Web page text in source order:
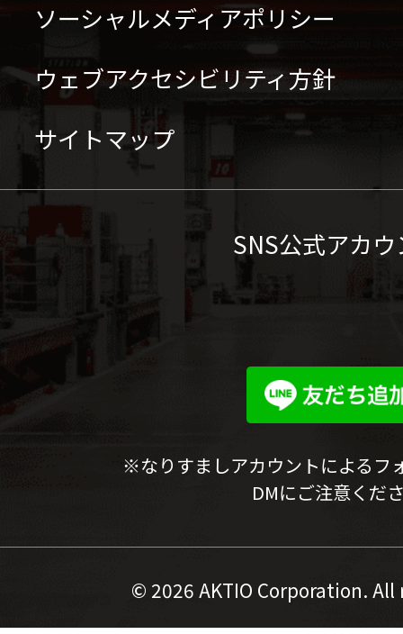
ソーシャルメディアポリシー
ウェブアクセシビリティ方針
サイトマップ
SNS公式アカ
※なりすましアカウントによるフ
DMにご注意くだ
© 2026 AKTIO Corporation.